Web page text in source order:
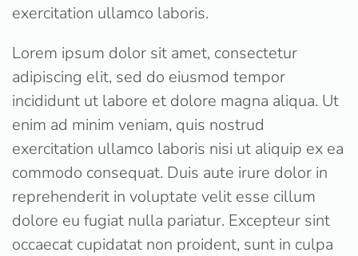
exercitation ullamco laboris.
Lorem ipsum dolor sit amet, consectetur
adipiscing elit, sed do eiusmod tempor
incididunt ut labore et dolore magna aliqua. Ut
enim ad minim veniam, quis nostrud
exercitation ullamco laboris nisi ut aliquip ex ea
commodo consequat. Duis aute irure dolor in
reprehenderit in voluptate velit esse cillum
dolore eu fugiat nulla pariatur. Excepteur sint
occaecat cupidatat non proident, sunt in culpa